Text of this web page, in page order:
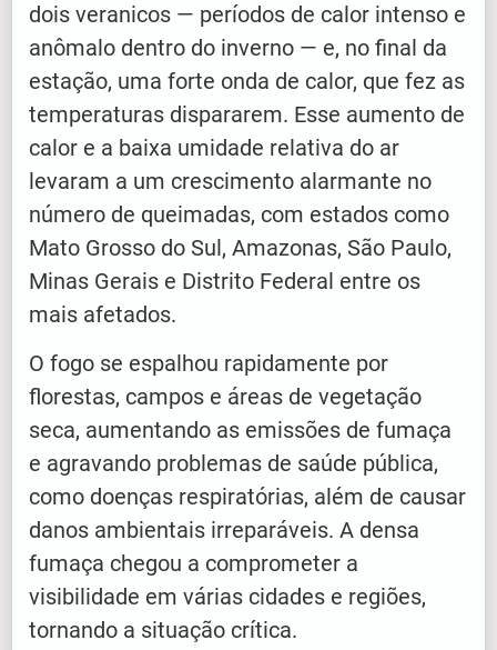
dois veranicos — períodos de calor intenso e
anômalo dentro do inverno — e, no final da
estação, uma forte onda de calor, que fez as
temperaturas dispararem. Esse aumento de
calor e a baixa umidade relativa do ar
levaram a um crescimento alarmante no
número de queimadas, com estados como
Mato Grosso do Sul, Amazonas, São Paulo,
Minas Gerais e Distrito Federal entre os
mais afetados.
O fogo se espalhou rapidamente por
florestas, campos e áreas de vegetação
seca, aumentando as emissões de fumaça
e agravando problemas de saúde pública,
como doenças respiratórias, além de causar
danos ambientais irreparáveis. A densa
fumaça chegou a comprometer a
visibilidade em várias cidades e regiões,
tornando a situação crítica.